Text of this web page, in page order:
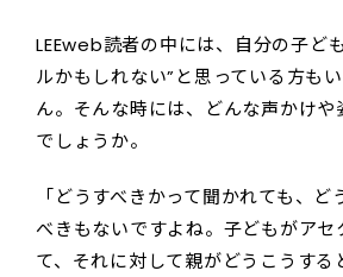
LEEweb読者の中には、自分の子ど
ルかもしれない”と思っている方も
ん。そんな時には、どんな声かけや
でしょうか。
「どうすべきかって聞かれても、ど
べきもないですよね。子どもがアセ
て、それに対して親がどうこうする